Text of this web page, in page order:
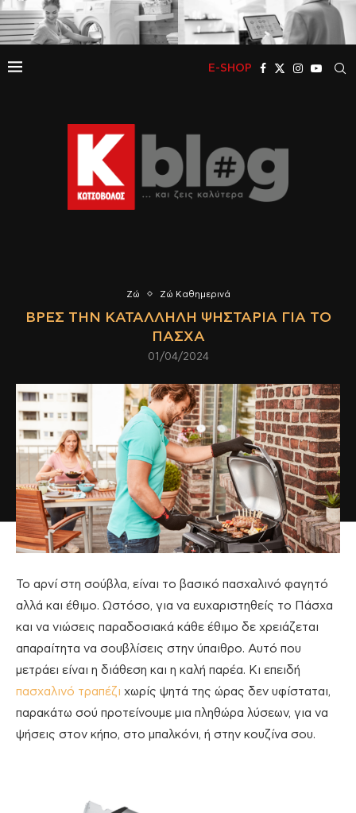
E-SHOP
Ζώ Ζώ Καθημερινά
ΒΡΕΣ ΤΗΝ ΚΑΤΆΛΛΗΛΗ ΨΗΣΤΑΡΙΆ ΓΙΑ ΤΟ
ΠΆΣΧΑ
01/04/2024
Το αρνί στη σούβλα, είναι το βασικό πασχαλινό φαγητό
αλλά και έθιμο. Ωστόσο, για να ευχαριστηθείς το Πάσχα
και να νιώσεις παραδοσιακά κάθε έθιμο δε χρειάζεται
απαραίτητα να σουβλίσεις στην ύπαιθρο. Αυτό που
μετράει είναι η διάθεση και η καλή παρέα. Κι επειδή
πασχαλινό τραπέζι χωρίς ψητά της ώρας δεν υφίσταται,
παρακάτω σού προτείνουμε μια πληθώρα λύσεων, για να
ψήσεις στον κήπο, στο μπαλκόνι, ή στην κουζίνα σου.